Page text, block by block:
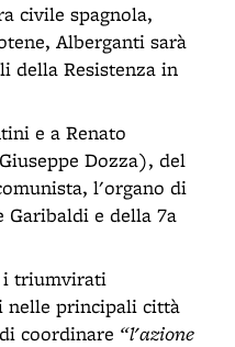
civile spagnola,
Alberganti sarà
della Resistenza in
e a Renato
Dozza), del
l'organo di
e della 7a
i triumvirati
nelle principali città
coordinare “l'azione